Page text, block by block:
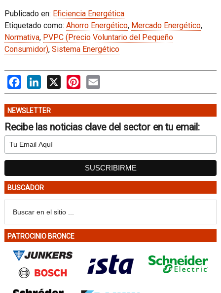
Publicado en: Eficiencia Energética
Etiquetado como: Ahorro Energético, Mercado Energético,
Normativa, PVPC (Precio Voluntario del Pequeño
Consumidor), Sistema Energético
FacebookLinkedIn
X PinterestEmail
NEWSLETTER
Recibe las noticias clave del sector en tu email:
BUSCADOR
PATROCINIO BRONCE